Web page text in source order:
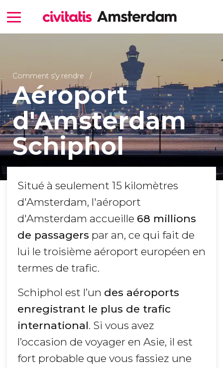
Comment s'y rendre
Aéroport
d'Amsterdam
Schiphol
Situé à seulement 15 kilomètres
d'Amsterdam, l'aéroport
d'Amsterdam accueille 68 millions
de passagers par an, ce qui fait de
lui le troisième aéroport européen en
termes de trafic.
Schiphol est l’un des aéroports
enregistrant le plus de trafic
international. Si vous avez
l’occasion de voyager en Asie, il est
fort probable que vous fassiez une